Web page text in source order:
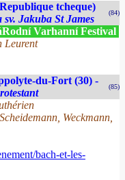
tcheque)
sv. Jakuba St James
(84)
Varhanní Festival
Leurent
du-Fort (30) -
(85)
Weckmann,
bach-et-les-